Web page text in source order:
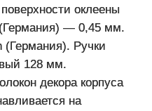
оклеены
— 0,45 мм.
(Германия). Ручки
128 мм.
декора корпуса
на